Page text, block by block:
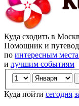
Куда сходить в
Помощник и
по интересным
и лучшим событиям
Куда пойти сегодня